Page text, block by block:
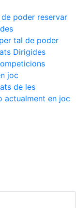
tal de poder
Dirigides
de les
actualment en joc